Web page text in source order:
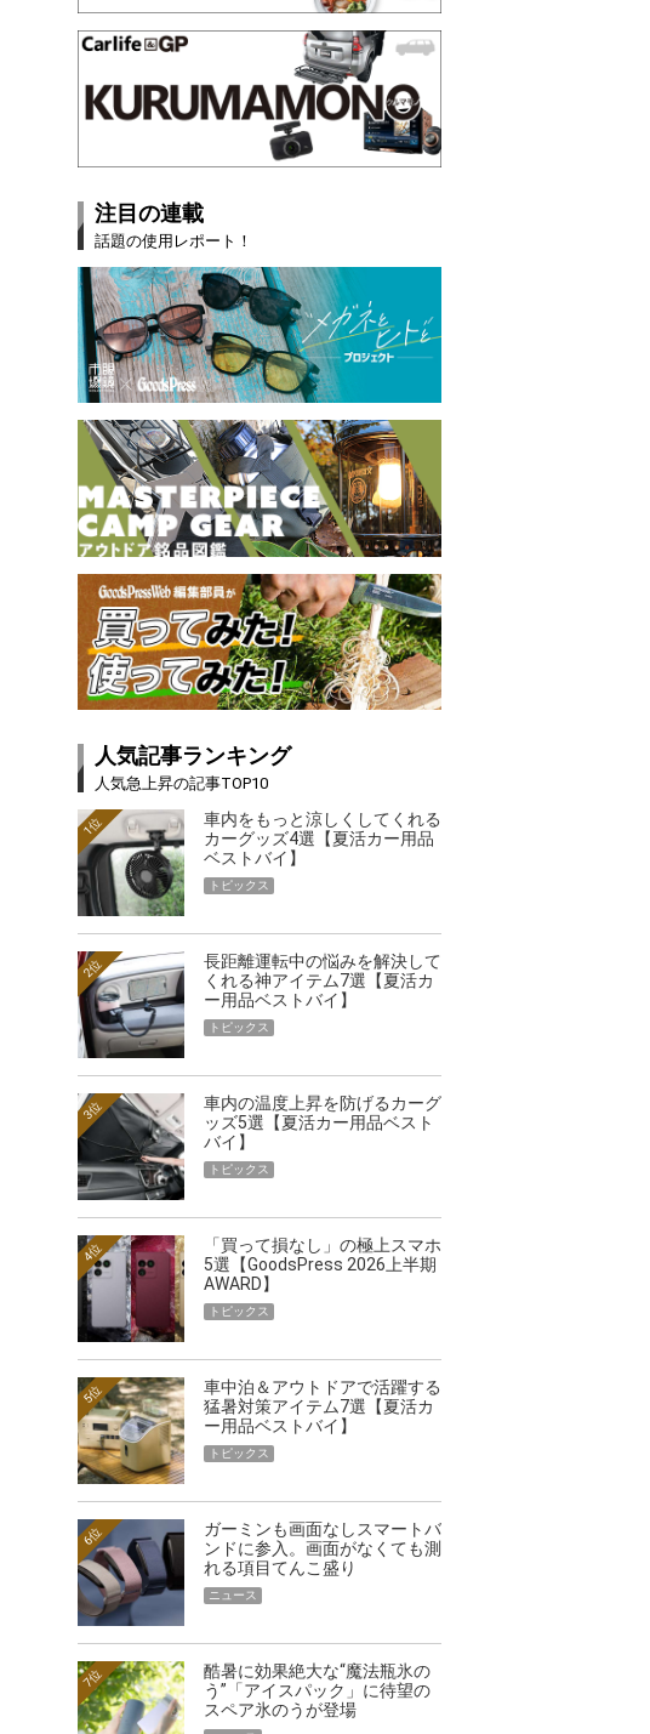
注目の連載
話題の使用レポート！
人気記事ランキング
人気急上昇の記事TOP10
車内をもっと涼しくしてくれる
カーグッズ4選【夏活カー用品
ベストバイ】
1位
トピックス
長距離運転中の悩みを解決して
くれる神アイテム7選【夏活カ
ー用品ベストバイ】
2位
トピックス
車内の温度上昇を防げるカーグ
ッズ5選【夏活カー用品ベスト
バイ】
3位
トピックス
「買って損なし」の極上スマホ
5選【GoodsPress 2026上半期
AWARD】
4位
トピックス
車中泊＆アウトドアで活躍する
猛暑対策アイテム7選【夏活カ
ー用品ベストバイ】
5位
トピックス
ガーミンも画面なしスマートバ
ンドに参入。画面がなくても測
れる項目てんこ盛り
6位
ニュース
酷暑に効果絶大な“魔法瓶氷の
う”「アイスパック」に待望の
スペア氷のうが登場
7位